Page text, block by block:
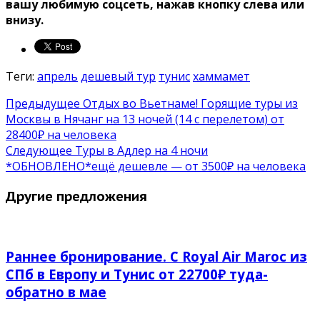
вашу любимую соцсеть, нажав кнопку слева или
внизу.
Теги: апрель дешевый тур тунисхаммамет
Предыдущее Отдых во Вьетнаме! Горящие туры из
Москвы в Нячанг на 13 ночей (14 с перелетом) от
28400₽ на человека
Следующее Туры в Адлер на 4 ночи
*ОБНОВЛЕНО*ещё дешевле — от 3500₽ на человека
Другие предложения
Раннее бронирование. С Royal Air Maroc из
СПб в Европу и Тунис от 22700₽ туда-
обратно в мае